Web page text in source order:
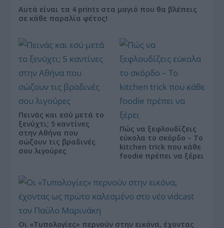
Αυτά είναι τα 4 prints στα μαγιό που θα βλέπεις
σε κάθε παραλία φέτος!
Πεινάς και εσύ μετά το
ξενύχτι; 5 καντίνες
στην Αθήνα που
σώζουν τις βραδινές
σου λιγούρες
Πώς να ξεφλουδίζεις
εύκολα το σκόρδο – Το
kitchen trick που κάθε
foodie πρέπει να ξέρει
Οι «Τυπολογίες» περνούν στην εικόνα, έχοντας